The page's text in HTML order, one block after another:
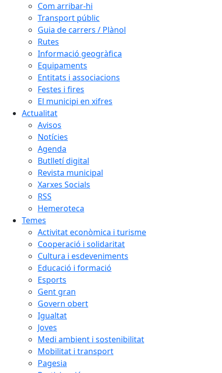
Com arribar-hi
Transport públic
Guia de carrers / Plànol
Rutes
Informació geogràfica
Equipaments
Entitats i associacions
Festes i fires
El municipi en xifres
Actualitat
Avisos
Notícies
Agenda
Butlletí digital
Revista municipal
Xarxes Socials
RSS
Hemeroteca
Temes
Activitat econòmica i turisme
Cooperació i solidaritat
Cultura i esdeveniments
Educació i formació
Esports
Gent gran
Govern obert
Igualtat
Joves
Medi ambient i sostenibilitat
Mobilitat i transport
Pagesia